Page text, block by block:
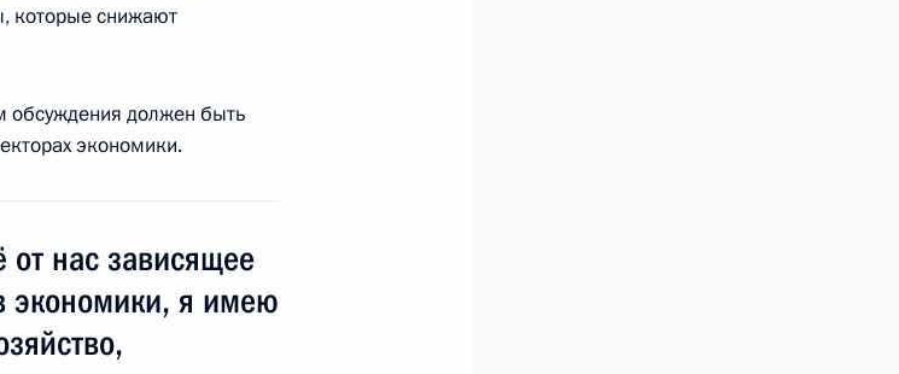
1
которые снижают
обсуждения должен быть
экономики.
от нас зависящее
экономики, я имею